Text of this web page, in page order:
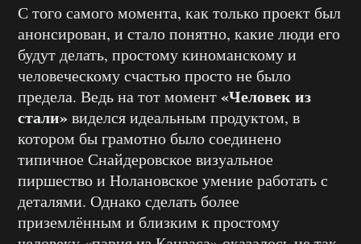
С того самого момента, как только проект был
анонсирован, и стало понятно, какие люди его
будут делать, простому киноманскому и
человеческому счастью просто не было
предела. Ведь на тот момент«Человек из
стали»виделся идеальным продуктом, в
котором бы грамотно было соединено
типичное Снайдеровское визуальное
пиршество и Нолановское умение работать с
деталями. Однако сделать более
приземлённым и близким к простому